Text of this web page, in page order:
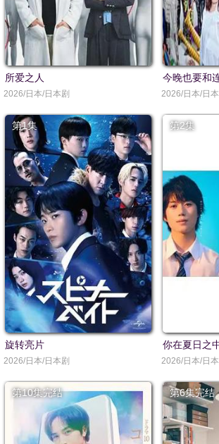
所爱之人
2026/日本/日本剧
今晚也要和
2026/日本/日本
第1集
旋转亮片
2026/日本/日本剧
第2集
你在夏日之
2026/日本/日本
第10集完结 第6集完结